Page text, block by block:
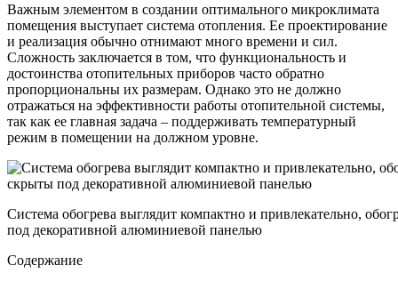
Важным элементом в создании оптимального микроклимата
помещения выступает система отопления. Ее проектирование
и реализация обычно отнимают много времени и сил.
Сложность заключается в том, что функциональность и
достоинства отопительных приборов часто обратно
пропорциональны их размерам. Однако это не должно
отражаться на эффективности работы отопительной системы,
так как ее главная задача – поддерживать температурный
режим в помещении на должном уровне.
Система обогрева выглядит компактно и привлекательно,
под декоративной алюминиевой панелью
Содержание